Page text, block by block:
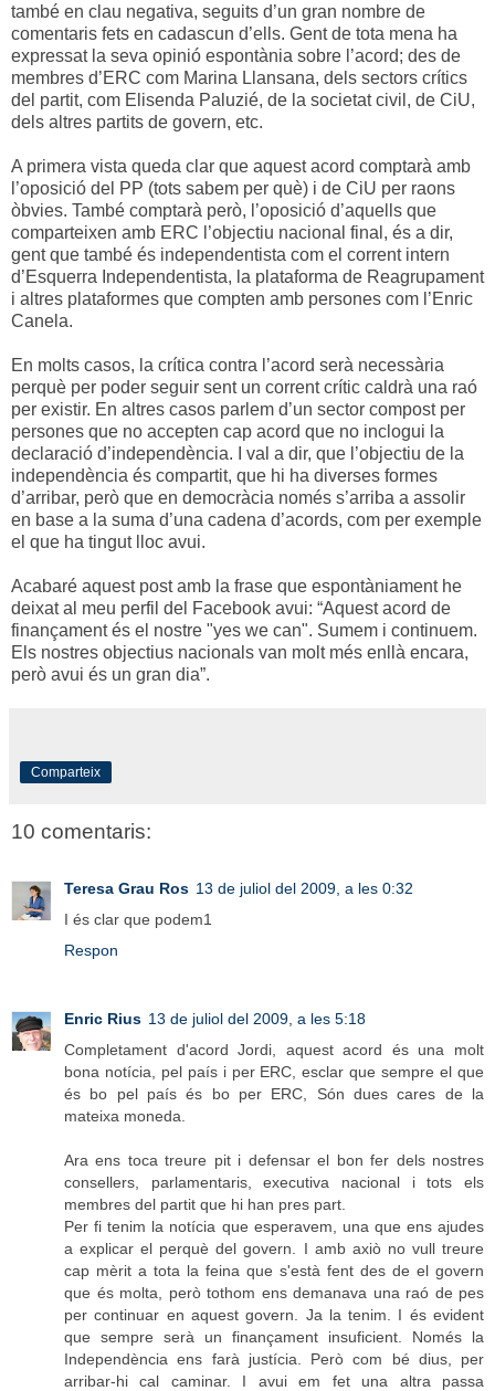
també en clau negativa, seguits d’un gran nombre de
comentaris fets en cadascun d’ells. Gent de tota mena ha
expressat la seva opinió espontània sobre l’acord; des de
membres d’ERC com Marina Llansana, dels sectors crítics
del partit, com Elisenda Paluzié, de la societat civil, de CiU,
dels altres partits de govern, etc.
A primera vista queda clar que aquest acord comptarà amb
l’oposició del PP (tots sabem per què) i de CiU per raons
òbvies. També comptarà però, l’oposició d’aquells que
comparteixen amb ERC l’objectiu nacional final, és a dir,
gent que també és independentista com el corrent intern
d’Esquerra Independentista, la plataforma de Reagrupament
i altres plataformes que compten amb persones com l’Enric
Canela.
En molts casos, la crítica contra l’acord serà necessària
perquè per poder seguir sent un corrent crític caldrà una raó
per existir. En altres casos parlem d’un sector compost per
persones que no accepten cap acord que no inclogui la
declaració d’independència. I val a dir, que l’objectiu de la
independència és compartit, que hi ha diverses formes
d’arribar, però que en democràcia només s’arriba a assolir
en base a la suma d’una cadena d’acords, com per exemple
el que ha tingut lloc avui.
Acabaré aquest post amb la frase que espontàniament he
deixat al meu perfil del Facebook avui: “Aquest acord de
finançament és el nostre "yes we can". Sumem i continuem.
Els nostres objectius nacionals van molt més enllà encara,
però avui és un gran dia”.
Comparteix
10 comentaris:
Teresa Grau Ros 13 de juliol del 2009, a les 0:32
I és clar que podem1
Respon
Enric Rius 13 de juliol del 2009, a les 5:18
Completament d'acord Jordi, aquest acord és una molt
bona notícia, pel país i per ERC, esclar que sempre el que
és bo pel país és bo per ERC, Són dues cares de la
mateixa moneda.
Ara ens toca treure pit i defensar el bon fer dels nostres
consellers, parlamentaris, executiva nacional i tots els
membres del partit que hi han pres part.
Per fi tenim la notícia que esperavem, una que ens ajudes
a explicar el perquè del govern. I amb axiò no vull treure
cap mèrit a tota la feina que s'està fent des de el govern
que és molta, però tothom ens demanava una raó de pes
per continuar en aquest govern. Ja la tenim. I és evident
que sempre serà un finançament insuficient. Només la
Independència ens farà justícia. Però com bé dius, per
arribar-hi cal caminar. I avui em fet una altra passa